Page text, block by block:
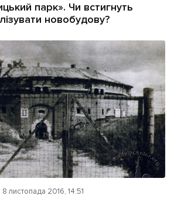
dyvys.info
парк». Чи встигнуть
новобудову?
8 листопада 2016, 14:51